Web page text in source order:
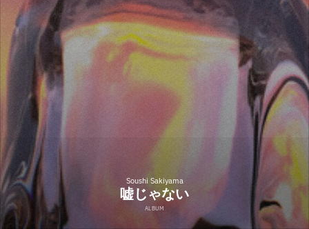
Soushi Sakiyama
嘘じゃない
ALBUM